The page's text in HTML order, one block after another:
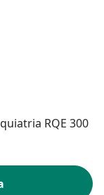
RQE 300